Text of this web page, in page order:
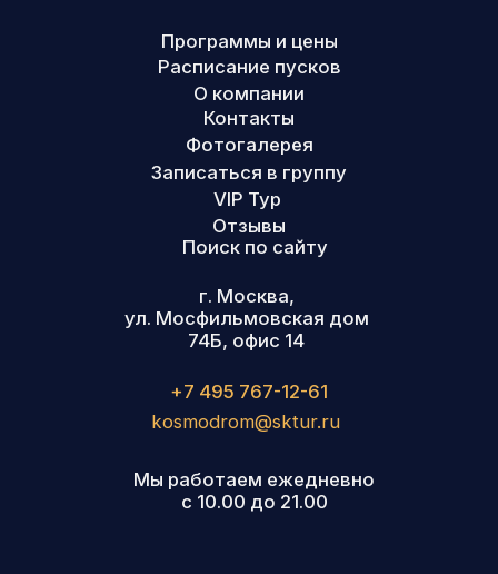
Официальный партнёр АО «ЦЭНКИ»
ООО ТК «Страна Космического
Туризма»
2009−2026гг. Все права защищены.
Копирование запрещено
Политика конфиденциальности
Разработка сайта